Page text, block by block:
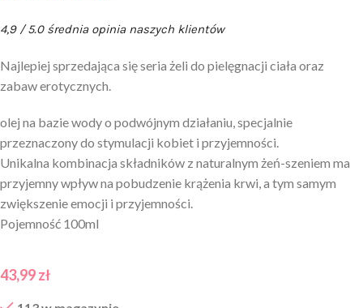
4,9 / 5.0 średnia opinia naszych klientów
Najlepiej sprzedająca się seria żeli do pielęgnacji ciała oraz
zabaw erotycznych.
olej na bazie wody o podwójnym działaniu, specjalnie
przeznaczony do stymulacji kobiet i przyjemności.
Unikalna kombinacja składników z naturalnym żeń-szeniem ma
przyjemny wpływ na pobudzenie krążenia krwi, a tym samym
zwiększenie emocji i przyjemności.
Pojemność 100ml
43,99zł